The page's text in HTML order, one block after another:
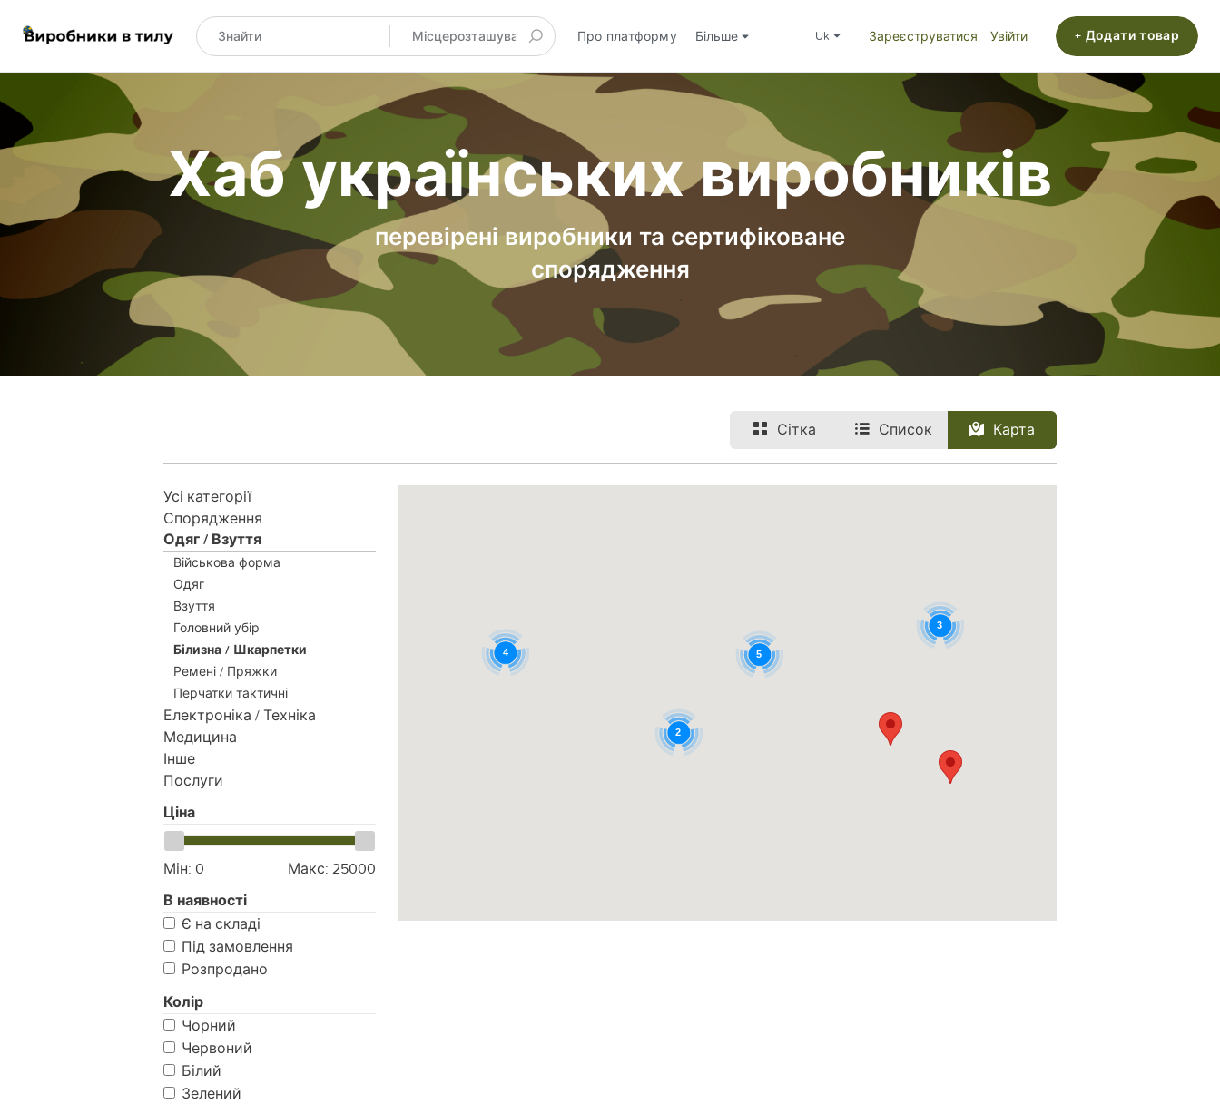
Про платформу Більше uk Зареєструватися Увійти + Додати товар
Хаб українських виробників
перевірені виробники та сертифіковане
спорядження
Сітка Список Карта
Усі категорії
Спорядження
Одяг / Взуття
Військова форма
Одяг
Взуття
Головний убір
Білизна / Шкарпетки
Ремені / Пряжки
Перчатки тактичні
Електроніка / Техніка
Медицина
Інше
Послуги
Ціна
Мін: 0 Макс: 25000
В наявності
Є на складі
Під замовлення
Розпродано
Колір
Чорний
Червоний
Білий
Зелений
3
5
4
2